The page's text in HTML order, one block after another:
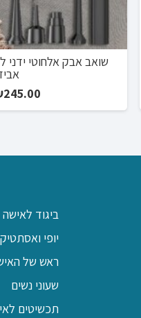
245.00
ביגוד לאישה
יופי
ראש של
שעוני נשים
תכשיטים